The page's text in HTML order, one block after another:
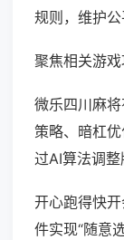
规则，维护公
聚焦相关游戏
微乐四川麻
策略、暗杠
过AI算法调整
开心跑得快
件实现“随意